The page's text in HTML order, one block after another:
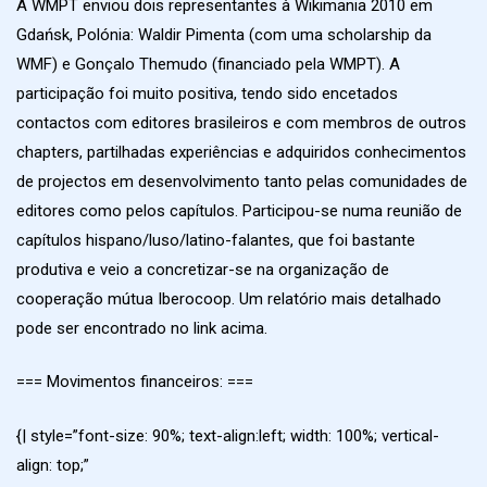
A WMPT enviou dois representantes à Wikimania 2010 em
Gdańsk, Polónia: Waldir Pimenta (com uma scholarship da
WMF) e Gonçalo Themudo (financiado pela WMPT). A
participação foi muito positiva, tendo sido encetados
contactos com editores brasileiros e com membros de outros
chapters, partilhadas experiências e adquiridos conhecimentos
de projectos em desenvolvimento tanto pelas comunidades de
editores como pelos capítulos. Participou-se numa reunião de
capítulos hispano/luso/latino-falantes, que foi bastante
produtiva e veio a concretizar-se na organização de
cooperação mútua Iberocoop. Um relatório mais detalhado
pode ser encontrado no link acima.
=== Movimentos financeiros: ===
{| style=”font-size: 90%; text-align:left; width: 100%; vertical-
align: top;”